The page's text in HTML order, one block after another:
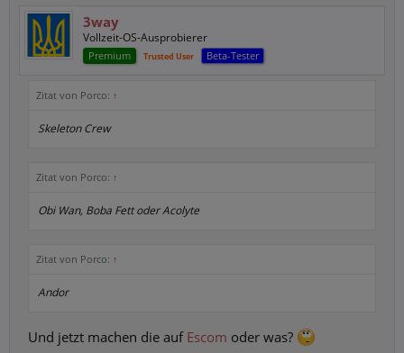
3way
Vollzeit-OS-Ausprobierer
Premium Trusted User Beta-Tester
Zitat von Porco: ↑
Skeleton Crew
Zitat von Porco: ↑
Obi Wan, Boba Fett oder Acolyte
Zitat von Porco: ↑
Andor
Und jetzt machen die auf Escom oder was?